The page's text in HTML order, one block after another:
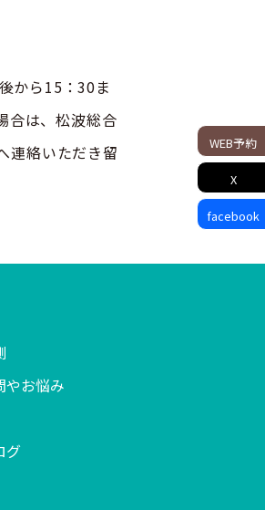
WEB予約
X
facebook
から15：30ま
合は、松波総合
連絡いただき留
やお悩み
グ